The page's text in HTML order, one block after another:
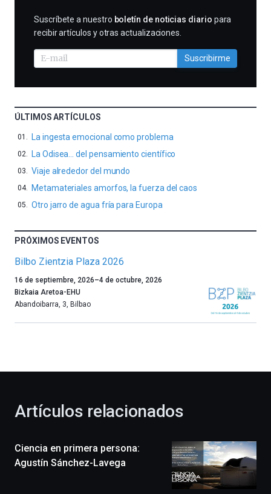
SUSCRIBIRME
Suscríbete a nuestro boletín de noticias diario para
recibir artículos y otras actualizaciones.
Suscribirme
ÚLTIMOS ARTÍCULOS
La ingesta emocional como problema
La Odisea… del pensamiento científico
Viaje alrededor del mundo
Metamateriales amorfos, la fuerza del caos
Otro jarro de agua fría para Europa
PRÓXIMOS EVENTOS
Bilbo Zientzia Plaza 2026
Un
año
más,
celebración
novena
edición
16 de septiembre, 2026–4 de octubre, 2026
Bizkaia Aretoa-EHU
Abandoibarra, 3, Bilbao
Artículos relacionados
Ciencia en primera persona:
Agustín Sánchez-Lavega